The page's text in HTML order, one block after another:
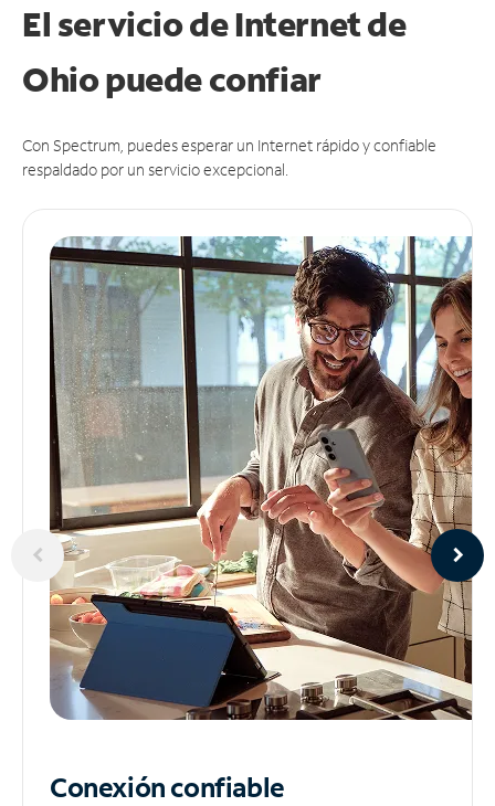
El servicio de Internet de
Ohio puedeconfiar
Con Spectrum, puedes esperar un Internet rápido y confiable
respaldado por un servicio excepcional.
Conexión confiable